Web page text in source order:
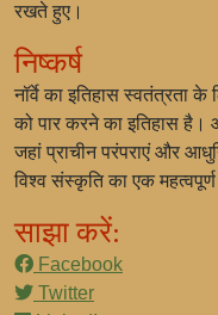
रखते हुए।
निष्कर्ष
नॉर्वे का इतिहास स्वतंत्रता
को पार करने का इतिहास है।
जहां प्राचीन परंपराएं और
विश्व संस्कृति का एक महत्वपूर्ण
साझा करें:
Facebook
Twitter